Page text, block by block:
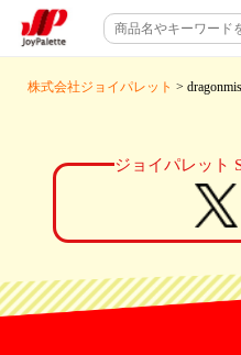
株式会社ジョイパレット >
ジョイパレット